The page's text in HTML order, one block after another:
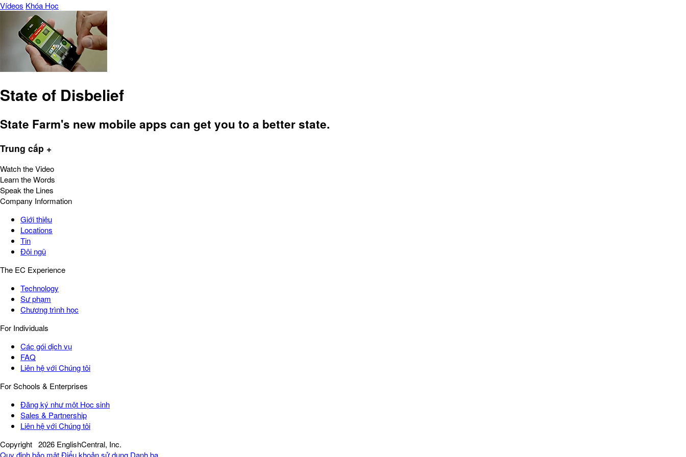
Vídeos Khóa Học
State of Disbelief
State Farm's new mobile apps can get you to a better state.
Trung cấp +
Watch the Video
Learn the Words
Speak the Lines
Company Information
Giới thiệu
Locations
Tin
Đội ngũ
The EC Experience
Technology
Sư phạm
Chương trình học
For Individuals
Các gói dịch vụ
FAQ
Liên hệ với Chúng tôi
For Schools & Enterprises
Đăng ký như một Học sinh
Sales & Partnership
Liên hệ với Chúng tôi
Copyright 2026 EnglishCentral, Inc.